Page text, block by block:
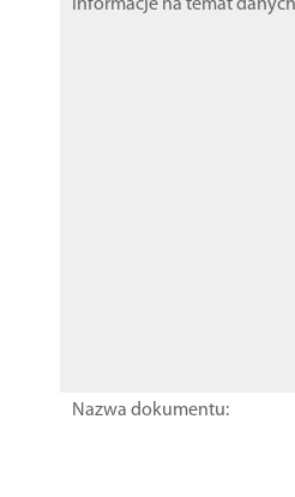
Informacje na temat
Nazwa dokumentu: